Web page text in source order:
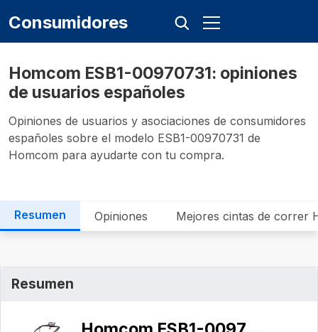
Consumidores
Homcom ESB1-00970731: opiniones
de usuarios españoles
Opiniones de usuarios y asociaciones de consumidores
españoles sobre el modelo ESB1-00970731 de
Homcom para ayudarte con tu compra.
Resumen Opiniones Mejores cintas de correr
Resumen